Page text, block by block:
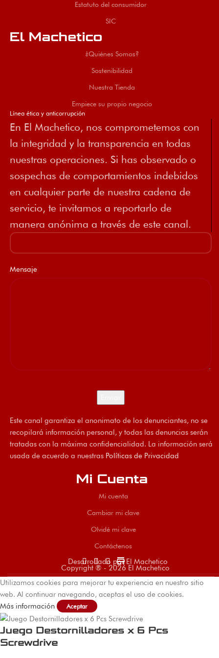
Estatuto del consumidor
SIC
El Machetico
¿Quiénes Somos?
Sostenibilidad
Nuestra Tienda
Empiece su propio negocio
Línea ética y anticorrupción
En El Machetico, nos comprometemos con
la integridad y la transparencia en todas
nuestras operaciones. Si has observado o
sospechas de comportamientos indebidos
en cualquier parte de nuestra cadena de
servicio, te invitamos a reportarlo de
manera anónima a través de este canal.
Mensaje
Este canal garantiza el anonimato de los denunciantes, no se
recopilará información personal, y todas las denuncias serán
tratadas con la máxima confidencialidad. La información será
usada de acuerdo a nuestras Políticas de Privacidad
Mi Cuenta
Mi cuenta
Cambiar mi clave
Olvidé mi clave
Contáctenos
store
Desarrollado por El Machetico
Copyright ® - 2026 El Machetico
Utilizamos cookies para mejorar tu experiencia en nuestro sitio
web. Al continuar navegando, aceptas el uso de cookies.
Más información
Aceptar
Juego Destornilladores x 6 Pcs
Screwdrive